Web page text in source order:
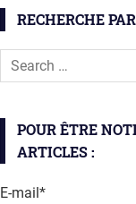
RECHERCHE
POUR ÊTRE
ARTICLES :
E-mail*